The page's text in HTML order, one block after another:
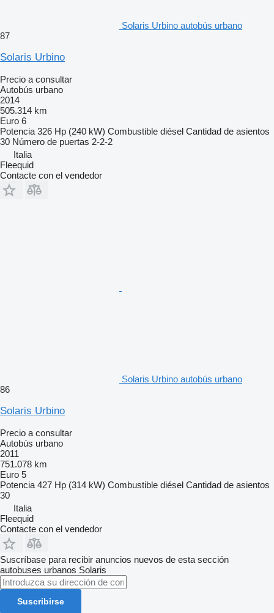
Solaris Urbino autobús urbano
87
Solaris Urbino
Precio a consultar
Autobús urbano
2014
505.314 km
Euro 6
Potencia 326 Hp (240 kW) Combustible diésel Cantidad de asientos
30 Número de puertas 2-2-2
Italia
Fleequid
Contacte con el vendedor
Solaris Urbino autobús urbano
86
Solaris Urbino
Precio a consultar
Autobús urbano
2011
751.078 km
Euro 5
Potencia 427 Hp (314 kW) Combustible diésel Cantidad de asientos
30
Italia
Fleequid
Contacte con el vendedor
Suscríbase para recibir anuncios nuevos de esta sección
autobuses urbanos Solaris
Suscribirse